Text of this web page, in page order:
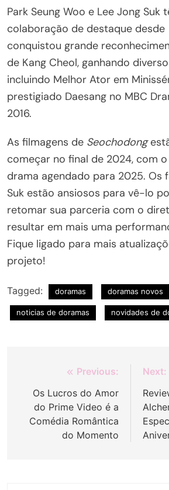
Park Seung Woo e Lee Jong Suk
colaboração de destaque desde
conquistou grande
de Kang Cheol, ganhando
incluindo Melhor Ator em
prestigiado Daesang no MBC
2016.
As filmagens de Seochodong
começar no final de 2024, com
drama agendado para 2025. Os
Suk estão ansiosos para vê-lo
retomar sua parceria com o
resultar em mais uma
Fique ligado para mais
projeto!
Tagged: doramas doramas novos
noticias de doramas novidades de
Navegação
de
Post
Previous:
Os Lucros do Amor
do Prime Video é a
Comédia Romântica
do Momento
Next: